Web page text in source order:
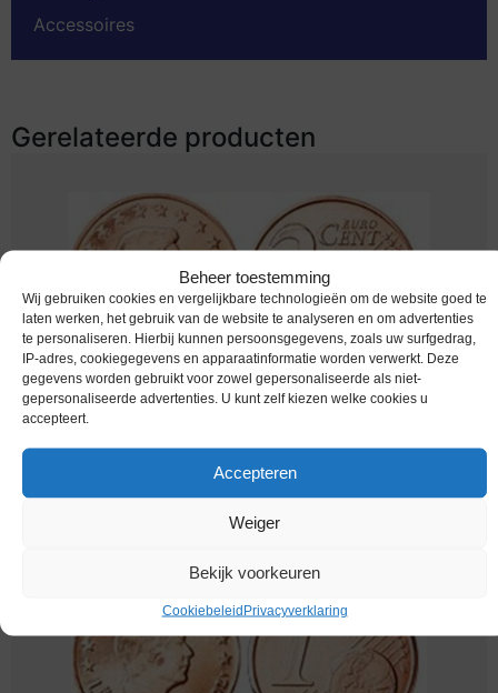
Beheer toestemming
Wij gebruiken cookies en vergelijkbare technologieën om de website goed te
laten werken, het gebruik van de website te analyseren en om advertenties
te personaliseren. Hierbij kunnen persoonsgegevens, zoals uw surfgedrag,
IP-adres, cookiegegevens en apparaatinformatie worden verwerkt. Deze
gegevens worden gebruikt voor zowel gepersonaliseerde als niet-
gepersonaliseerde advertenties. U kunt zelf kiezen welke cookies u
accepteert.
Accepteren
Weiger
Bekijk voorkeuren
CookiebeleidPrivacyverklaring
Accessoires
Gerelateerde producten
Euromunten / Luxemburg / 2002 / 2 Cent / Unc
€0,95